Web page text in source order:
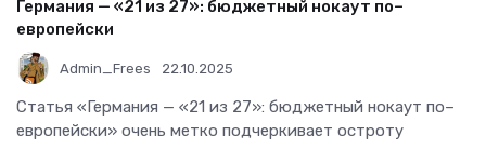
Германия — «21 из 27»: бюджетный нокаут по–
европейски
Admin_Frees 22.10.2025
Статья «Германия — «21 из 27»: бюджетный нокаут по–
европейски» очень метко подчеркивает остроту